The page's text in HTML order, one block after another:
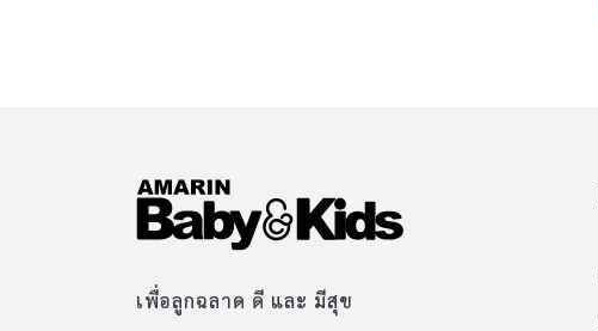
เพื่อลูกฉลาด ดี และ มีสุข